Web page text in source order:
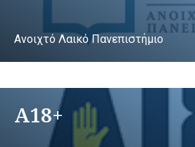
Ανοιχτό Λαικό Πανεπιστήμιο
A18+